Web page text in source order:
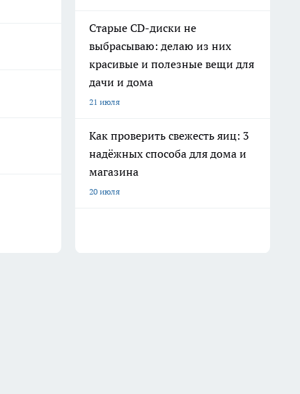
Старые CD-диски не
выбрасываю: делаю из них
красивые и полезные вещи для
дачи и дома
21 июля
Как проверить свежесть яиц: 3
надёжных способа для дома и
магазина
20 июля